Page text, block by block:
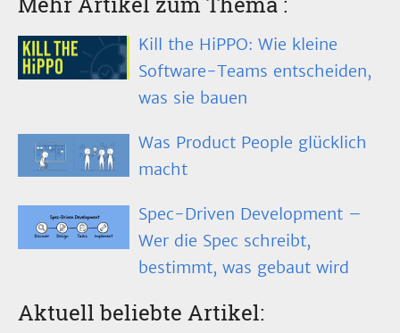
Kill the HiPPO: Wie kleine
Software-Teams entscheiden,
was sie bauen
Was Product People glücklich
macht
Spec-Driven Development –
Wer die Spec schreibt,
bestimmt, was gebaut wird
Aktuell beliebte Artikel: